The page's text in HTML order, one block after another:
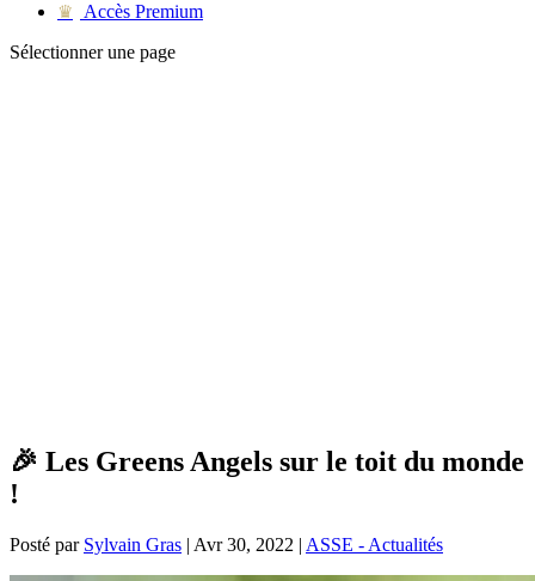
♛
Accès Premium
Sélectionner une page
🎉 Les Greens Angels sur le toit du monde
!
Posté par Sylvain Gras | Avr 30, 2022 | ASSE - Actualités